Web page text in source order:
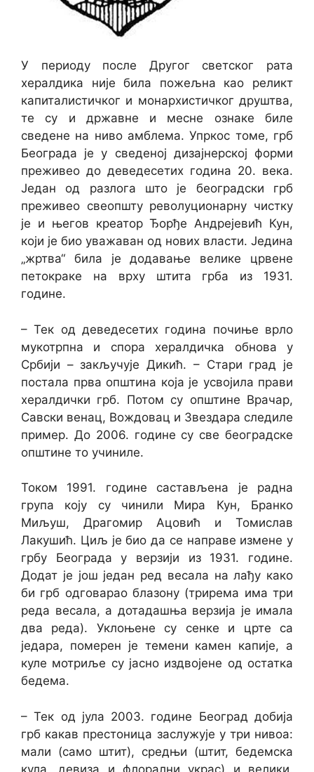
У периоду после Другог светског рата
хералдика није била пожељна као реликт
капиталистичког и монархистичког друштва,
те су и државне и месне ознаке биле
сведене на ниво амблема. Упркос томе, грб
Београда је у сведеној дизајнерској форми
преживео до деведесетих година 20. века.
Један од разлога што је београдски грб
преживео свеопшту револуционарну чистку
је и његов креатор Ђорђе Андрејевић Кун,
који је био уважаван од нових власти. Једина
„жртва“ била је додавање велике црвене
петокраке на врху штита грба из 1931.
године.
– Тек од деведесетих година почиње врло
мукотрпна и спора хералдичка обнова у
Србији – закључује Дикић. – Стари град је
постала прва општина која је усвојила прави
хералдички грб. Потом су општине Врачар,
Савски венац, Вождовац и Звездара следиле
пример. До 2006. године су све београдске
општине то учиниле.
Током 1991. године састављена је радна
група коју су чинили Мира Кун, Бранко
Миљуш, Драгомир Ацовић и Томислав
Лакушић. Циљ је био да се направе измене у
грбу Београда у верзији из 1931. године.
Додат је још један ред весала на лађу како
би грб одговарао блазону (трирема има три
реда весала, а дотадашња верзија је имала
два реда). Уклоњене су сенке и црте са
једара, померен је темени камен капије, а
куле мотриље су јасно издвојене од остатка
бедема.
– Тек од јула 2003. године Београд добија
грб какав престоница заслужује у три нивоа:
мали (само штит), средњи (штит, бедемска
кула, девиза и флорални украс) и велики.